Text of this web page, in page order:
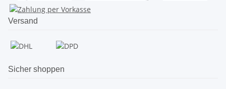
Versand
Sicher shoppen